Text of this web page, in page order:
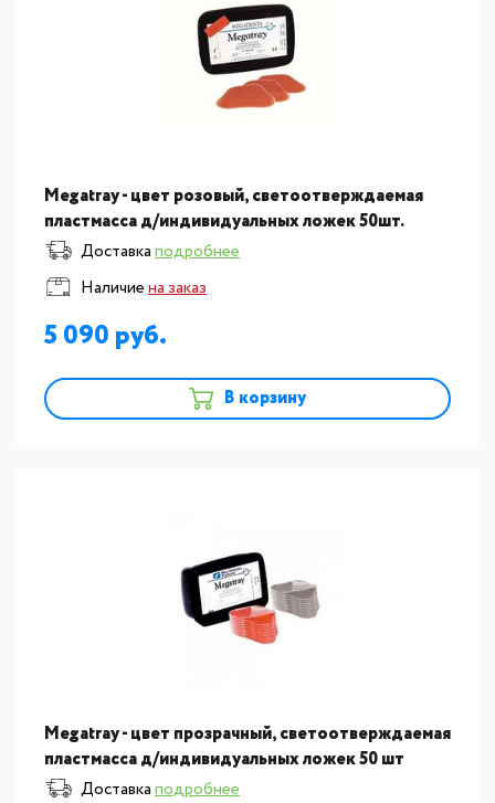
Megatray - цвет розовый, светоотверждаемая
пластмасса д/индивидуальных ложек 50шт.
Доставкаподробнее
Наличиена заказ
5 090
В корзину
Megatray - цвет прозрачный, светоотверждаемая
пластмасса д/индивидуальных ложек 50 шт
Доставкаподробнее